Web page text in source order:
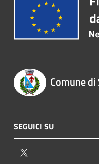
Comune di
SEGUICI SU